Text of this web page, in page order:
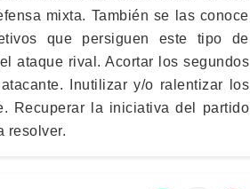
mixta. También se las conoce
que persiguen este tipo de
ataque rival. Acortar los segundos
Inutilizar y/o ralentizar los
Recuperar la iniciativa del partido
resolver.